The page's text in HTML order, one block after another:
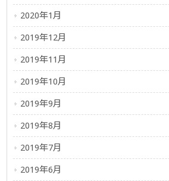
2020年1月
2019年12月
2019年11月
2019年10月
2019年9月
2019年8月
2019年7月
2019年6月